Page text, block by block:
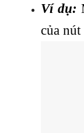
Ví dụ:
của